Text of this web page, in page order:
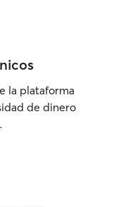
la plataforma
de dinero